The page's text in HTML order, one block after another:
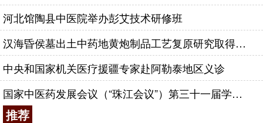
河北馆陶县中医院举办彭艾技术研修班
汉海昏侯墓出土中药地黄炮制品工艺复原研究取得突破进展
中央和国家机关医疗援疆专家赴阿勒泰地区义诊
国家中医药发展会议（“珠江会议”）第三十一届学术研讨会召开
推荐